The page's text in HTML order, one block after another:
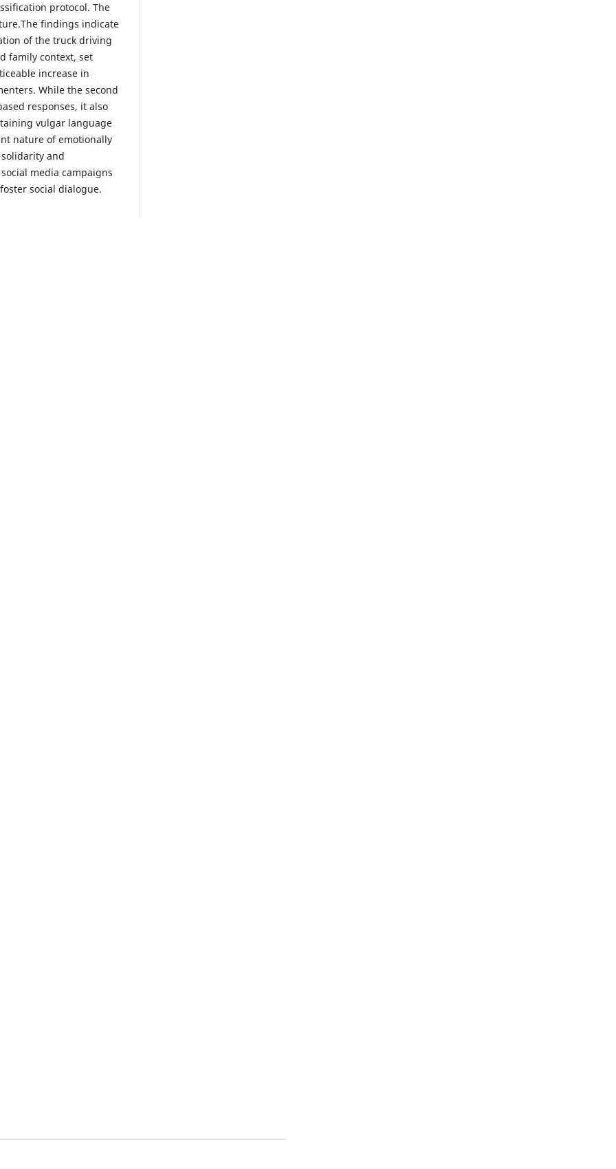
protocol. The
findings indicate
of the truck driving
family context, set
increase in
While the second
responses, it also
vulgar language
nature of emotionally
and
media campaigns
social dialogue.